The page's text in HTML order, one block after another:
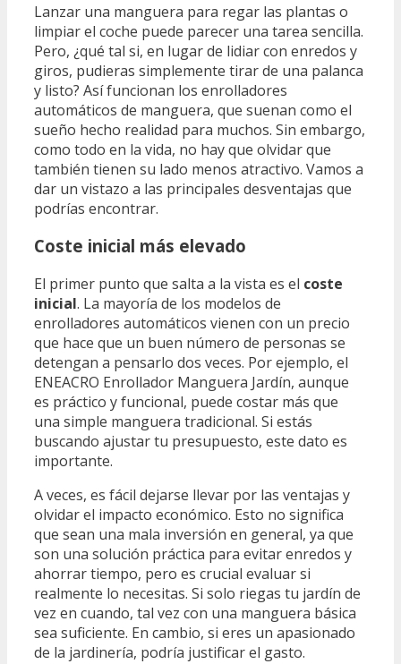
Lanzar una manguera para regar las plantas o
limpiar el coche puede parecer una tarea sencilla.
Pero, ¿qué tal si, en lugar de lidiar con enredos y
giros, pudieras simplemente tirar de una palanca
y listo? Así funcionan los enrolladores
automáticos de manguera, que suenan como el
sueño hecho realidad para muchos. Sin embargo,
como todo en la vida, no hay que olvidar que
también tienen su lado menos atractivo. Vamos a
dar un vistazo a las principales desventajas que
podrías encontrar.
Coste inicial más elevado
El primer punto que salta a la vista es el coste
inicial. La mayoría de los modelos de
enrolladores automáticos vienen con un precio
que hace que un buen número de personas se
detengan a pensarlo dos veces. Por ejemplo, el
ENEACRO Enrollador Manguera Jardín, aunque
es práctico y funcional, puede costar más que
una simple manguera tradicional. Si estás
buscando ajustar tu presupuesto, este dato es
importante.
A veces, es fácil dejarse llevar por las ventajas y
olvidar el impacto económico. Esto no significa
que sean una mala inversión en general, ya que
son una solución práctica para evitar enredos y
ahorrar tiempo, pero es crucial evaluar si
realmente lo necesitas. Si solo riegas tu jardín de
vez en cuando, tal vez con una manguera básica
sea suficiente. En cambio, si eres un apasionado
de la jardinería, podría justificar el gasto.